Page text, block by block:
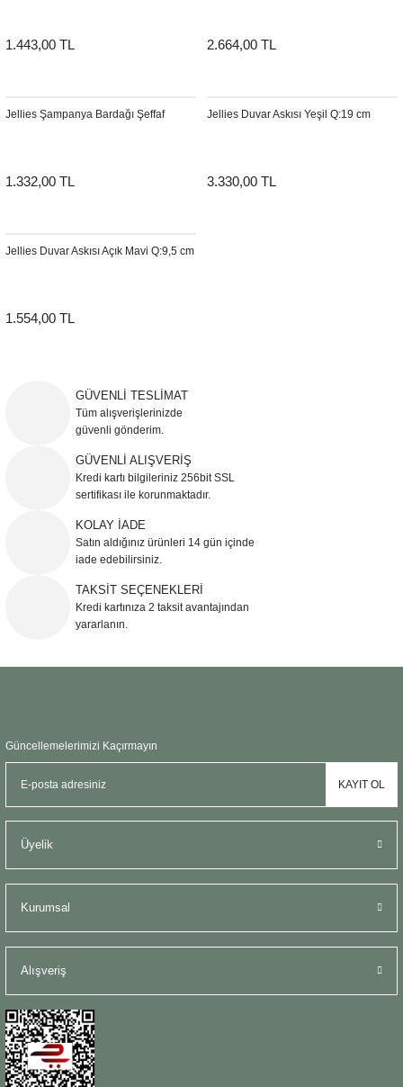
1.443,00 TL 2.664,00 TL
Jellies Şampanya Bardağı Şeffaf
1.332,00 TL
Jellies Duvar Askısı Yeşil Q:19 cm
3.330,00 TL
Jellies Duvar Askısı Açık Mavi Q:9,5 cm
1.554,00 TL
GÜVENLİ TESLİMAT
Tüm alışverişlerinizde
güvenli gönderim.
GÜVENLİ ALIŞVERİŞ
Kredi kartı bilgileriniz 256bit SSL
sertifikası ile korunmaktadır.
KOLAY İADE
Satın aldığınız ürünleri 14 gün içinde
iade edebilirsiniz.
TAKSİT SEÇENEKLERİ
Kredi kartınıza 2 taksit avantajından
yararlanın.
Güncellemelerimizi Kaçırmayın
KAYIT OL
Üyelik
Kurumsal
Alışveriş